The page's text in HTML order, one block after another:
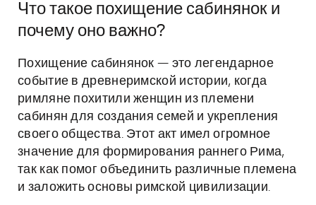
Что такое похищение сабинянок и
почему оно важно?
Похищение сабинянок — это легендарное
событие в древнеримской истории, когда
римляне похитили женщин из племени
сабинян для создания семей и укрепления
своего общества. Этот акт имел огромное
значение для формирования раннего Рима,
так как помог объединить различные племена
и заложить основы римской цивилизации.